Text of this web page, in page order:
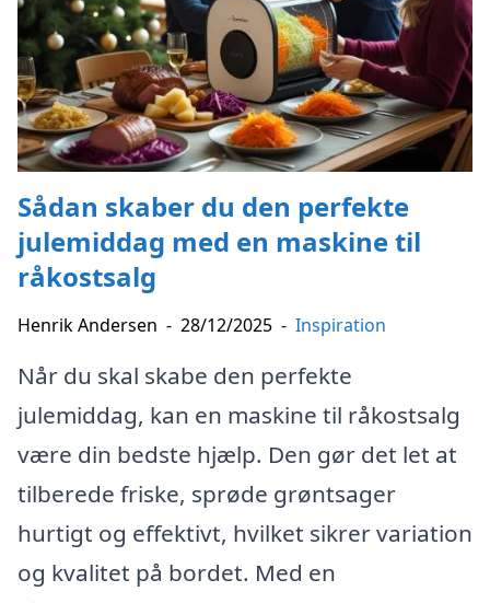
Sådan skaber du den perfekte
julemiddag med en maskine til
råkostsalg
Henrik Andersen - 28/12/2025 - Inspiration
Når du skal skabe den perfekte
julemiddag, kan en maskine til råkostsalg
være din bedste hjælp. Den gør det let at
tilberede friske, sprøde grøntsager
hurtigt og effektivt, hvilket sikrer variation
og kvalitet på bordet. Med en